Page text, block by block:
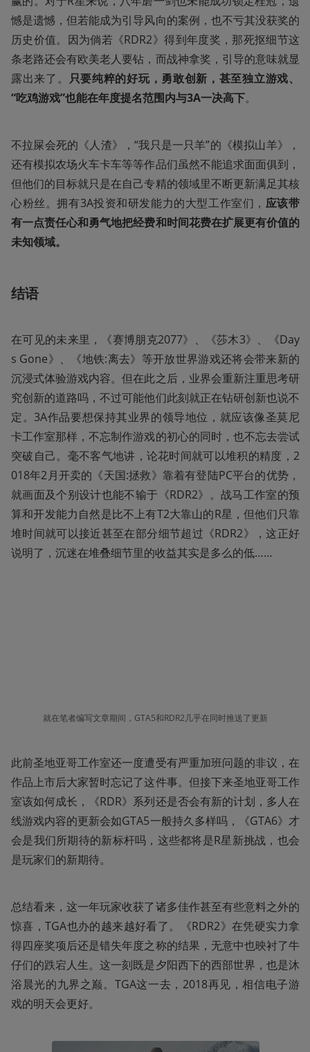
憾是遗憾，但若能成为引导风向的案例，也不亏其没获奖的
历史价值。因为倘若《RDR2》得到年度奖，那死抠细节这
条老路还会有欧美老人要钻，而战神拿奖，引导的意味就显
露出来了。 只要纯粹的好玩，勇敢创新，甚至独立游戏、
“吃鸡游戏”也能在年度提名范围内与3A一决高下。
不拉屎会死的《人渣》，“我只是一只羊”的《模拟山羊》，
还有模拟农场火车卡车等等作品们虽然不能追求面面俱到，
但他们的目标就只是在自己专精的领域里不断更新满足其核
心粉丝。拥有3A投资和研发能力的大型工作室们， 应该带
有一点责任心和勇气地把经费和时间花费在扩展更有价值的
未知领域。
结语
在可见的未来里，《赛博朋克2077》、《莎木3》、《Day
s Gone》、《地铁:离去》等开放世界游戏还将会带来新的
沉浸式体验游戏内容。但在此之后，业界会重新注重思考研
究创新的道路吗，不过可能他们此刻就正在钻研创新也说不
定。3A作品要想保持其业界的领导地位，就应该像圣莫尼
卡工作室那样，不忘制作游戏的初心的同时，也不忘去尝试
突破自己。毫不客气地讲，论花时间就可以堆积的精度，2
018年2月开卖的《天国:拯救》靠着有登陆PC平台的优势，
就画面及个别设计也能不输于《RDR2》。战马工作室的预
算和开发能力自然是比不上有T2大靠山的R星，但他们只靠
堆时间就可以接近甚至在部分细节超过《RDR2》，这正好
说明了，沉迷在堆叠细节里的收益其实是多么的低……
就在笔者编写文章期间，GTA5和RDR2几乎在同时推送了更新
此前圣地亚哥工作室还一度遭受有严重加班问题的非议，在
作品上市后大家暂时忘记了这件事。但接下来圣地亚哥工作
室该如何成长，《RDR》系列还是否会有新的计划，多人在
线游戏内容的更新会如GTA5一般持久多样吗，《GTA6》才
会是我们所期待的新标杆吗，这些都将是R星新挑战，也会
是玩家们的新期待。
总结看来，这一年玩家收获了诸多佳作甚至有些意料之外的
惊喜，TGA也办的越来越好看了。《RDR2》在凭硬实力拿
得四座奖项后还是错失年度之称的结果，无意中也映衬了牛
仔们的跌宕人生。这一刻既是夕阳西下的西部世界，也是沐
浴晨光的九界之巅。TGA这一去，2018再见，相信电子游
戏的明天会更好。